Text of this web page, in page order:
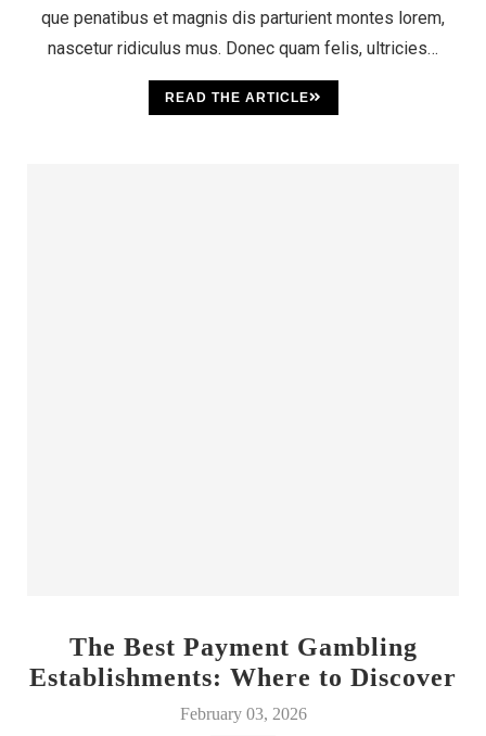
que penatibus et magnis dis parturient montes lorem,
nascetur ridiculus mus. Donec quam felis, ultricies…
READ THE ARTICLE
The Best Payment Gambling
Establishments: Where to Discover
Your Luck
February 03, 2026